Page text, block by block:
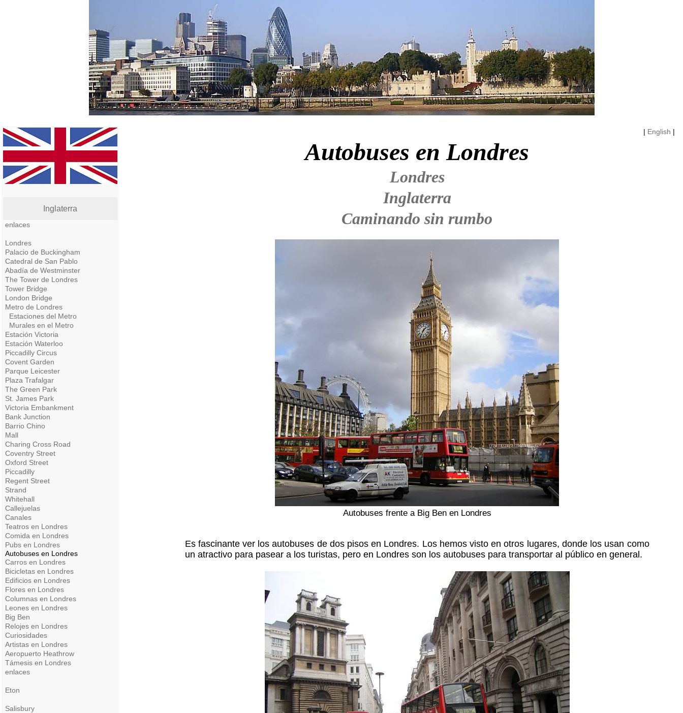
Inglaterra
enlaces
Londres
Palacio de Buckingham
Catedral de San Pablo
Abadía de Westminster
The Tower de Londres
Tower Bridge
London Bridge
Metro de Londres
Estaciones del Metro
Murales en el Metro
Estación Victoria
Estación Waterloo
Piccadilly Circus
Covent Garden
Parque Leicester
Plaza Trafalgar
The Green Park
St. James Park
Victoria Embankment
Bank Junction
Barrio Chino
Mall
Charing Cross Road
Coventry Street
Oxford Street
Piccadilly
Regent Street
Strand
Whitehall
Callejuelas
Canales
Teatros en Londres
Comida en Londres
Pubs en Londres
Autobuses en Londres
Carros en Londres
Bicicletas en Londres
Edificios en Londres
Flores en Londres
Columnas en Londres
Leones en Londres
Big Ben
Relojes en Londres
Curiosidades
Artistas en Londres
Aeropuerto Heathrow
Támesis en Londres
enlaces
Eton
Salisbury
| English |
Autobuses en Londres
Londres
Inglaterra
Caminando sin rumbo
Autobuses frente a Big Ben en Londres
Es fascinante ver los autobuses de dos pisos en Londres. Los hemos visto en otros lugares, donde los usan como
un atractivo para pasear a los turistas, pero en Londres son los autobuses para transportar al público en general.